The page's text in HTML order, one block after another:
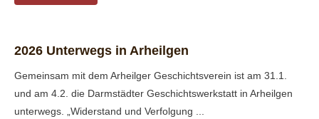
2026 Unterwegs in Arheilgen
Gemeinsam mit dem Arheilger Geschichtsverein ist am 31.1.
und am 4.2. die Darmstädter Geschichtswerkstatt in Arheilgen
unterwegs. „Widerstand und Verfolgung ...